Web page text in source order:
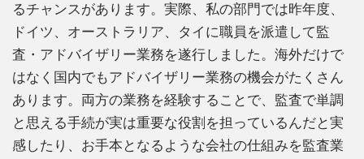
るチャンスがあります。実際、私の部門では昨年度、
ドイツ、オーストラリア、タイに職員を派遣して監
査・アドバイザリー業務を遂行しました。海外だけで
はなく国内でもアドバイザリー業務の機会がたくさん
あります。両方の業務を経験することで、監査で単調
と思える手続が実は重要な役割を担っているんだと実
感したり、お手本となるような会社の仕組みを監査業